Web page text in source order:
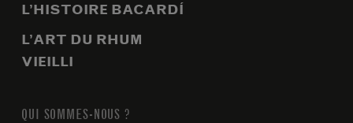
L’HISTOIRE BACARDÍ
L’ART DU RHUM
VIEILLI
QUI SOMMES-NOUS ?